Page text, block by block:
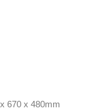
670 x 480mm